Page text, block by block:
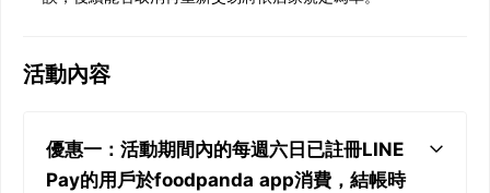
活動內容
優惠一：活動期間內的每週六日已註冊LINE
Pay的用戶於foodpanda app消費，結帳時